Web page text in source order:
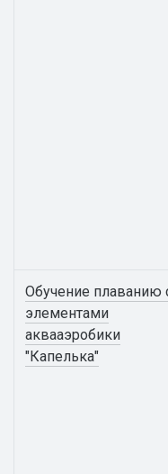
Обучение плаванию
элементами
аквааэробики
"Капелька"